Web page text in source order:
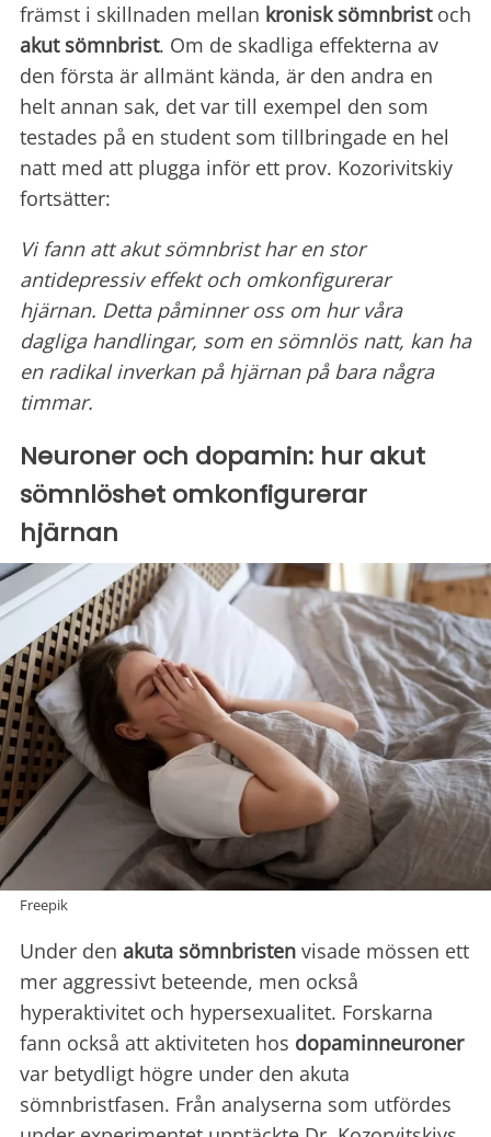
främst i skillnaden mellan kronisk sömnbristoch
akut sömnbrist. Om de skadliga effekterna av
den första är allmänt kända, är den andra en
helt annan sak, det var till exempel den som
testades på en student som tillbringade en hel
natt med att plugga inför ett prov. Kozorivitskiy
fortsätter:
Vi fann att akut sömnbrist har en stor
antidepressiv effekt och omkonfigurerar
hjärnan. Detta påminner oss om hur våra
dagliga handlingar, som en sömnlös natt, kan ha
en radikal inverkan på hjärnan på bara några
timmar.
Neuroner och dopamin: hur akut
sömnlöshet omkonfigurerar
hjärnan
Freepik
Under den akuta sömnbristen visade mössen ett
mer aggressivt beteende, men också
hyperaktivitet och hypersexualitet. Forskarna
fann också att aktiviteten hos dopaminneuroner
var betydligt högre under den akuta
sömnbristfasen. Från analyserna som utfördes